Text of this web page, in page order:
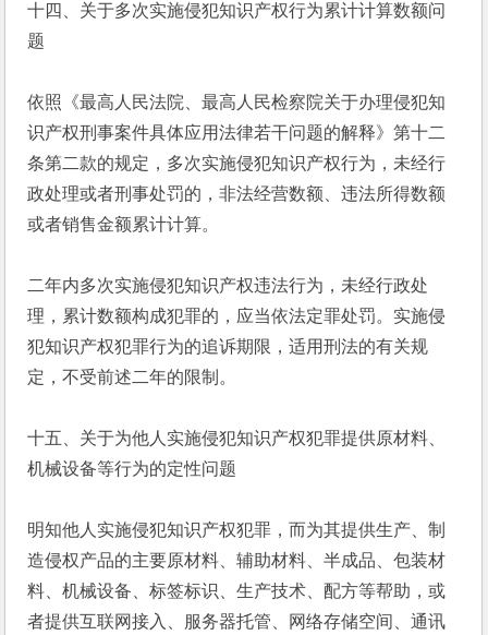
十四、关于多次实施侵犯知识产权行为累计计算数额问
题
依照《最高人民法院、最高人民检察院关于办理侵犯知
识产权刑事案件具体应用法律若干问题的解释》第十二
条第二款的规定，多次实施侵犯知识产权行为，未经行
政处理或者刑事处罚的，非法经营数额、违法所得数额
或者销售金额累计计算。
二年内多次实施侵犯知识产权违法行为，未经行政处
理，累计数额构成犯罪的，应当依法定罪处罚。实施侵
犯知识产权犯罪行为的追诉期限，适用刑法的有关规
定，不受前述二年的限制。
十五、关于为他人实施侵犯知识产权犯罪提供原材料、
机械设备等行为的定性问题
明知他人实施侵犯知识产权犯罪，而为其提供生产、制
造侵权产品的主要原材料、辅助材料、半成品、包装材
料、机械设备、标签标识、生产技术、配方等帮助，或
者提供互联网接入、服务器托管、网络存储空间、通讯